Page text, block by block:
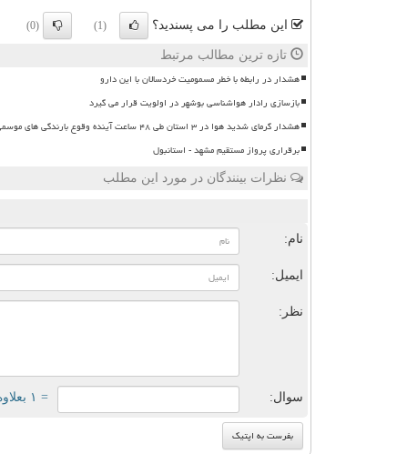
این مطلب را می پسندید؟ (1)
(0)
تازه ترین مطالب مرتبط
هشدار در رابطه با خطر مسمومیت خردسالان با این دارو
بازسازی رادار هواشناسی بوشهر در اولویت قرار می گیرد
هشدار گرمای شدید هوا در ۳ استان طی ۴۸ ساعت آینده وقوع بارندگی های موسمی
برقراری پرواز مستقیم مشهد - استانبول
نظرات بینندگان در مورد این مطلب
نام:
ایمیل:
نظر:
سوال: = ۱ بعلاوه ۳